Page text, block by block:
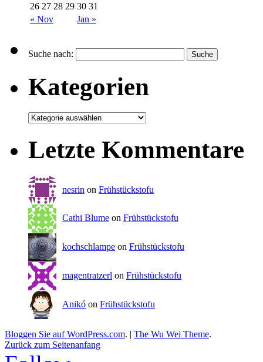
« Nov Jan »
26 27 28 29 30 31
Suche nach:
Kategorien
Letzte Kommentare
nesrin on Frühstückstofu
Cathi Blume on Frühstückstofu
kochschlampe on Frühstückstofu
magentratzerl on Frühstückstofu
Anikó on Frühstückstofu
Bloggen Sie auf WordPress.com. | The Wu Wei Theme.
Zurück zum Seitenanfang